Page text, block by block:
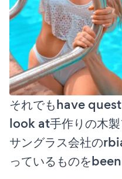
それでもhave
look at手作りの木
サングラス会社の
っているものを